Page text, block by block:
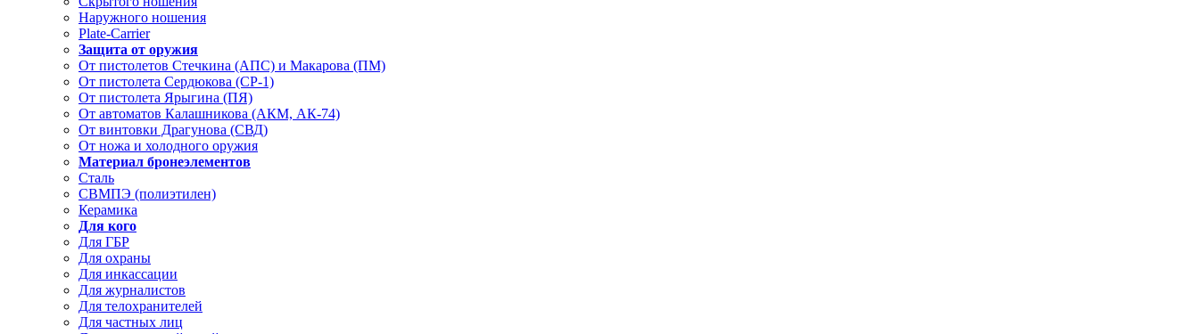
Наружного ношения
Plate-Carrier
Защита от оружия
От пистолетов Стечкина (АПС) и Макарова (ПМ)
От пистолета Сердюкова (СР-1)
От пистолета Ярыгина (ПЯ)
От автоматов Калашникова (АКМ, АК-74)
От винтовки Драгунова (СВД)
От ножа и холодного оружия
Материал бронеэлементов
Сталь
СВМПЭ (полиэтилен)
Керамика
Для кого
Для ГБР
Для охраны
Для инкассации
Для журналистов
Для телохранителей
Для частных лиц